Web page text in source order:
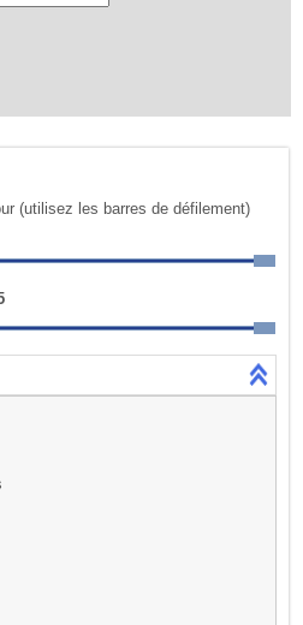
(utilisez les barres de défilement)